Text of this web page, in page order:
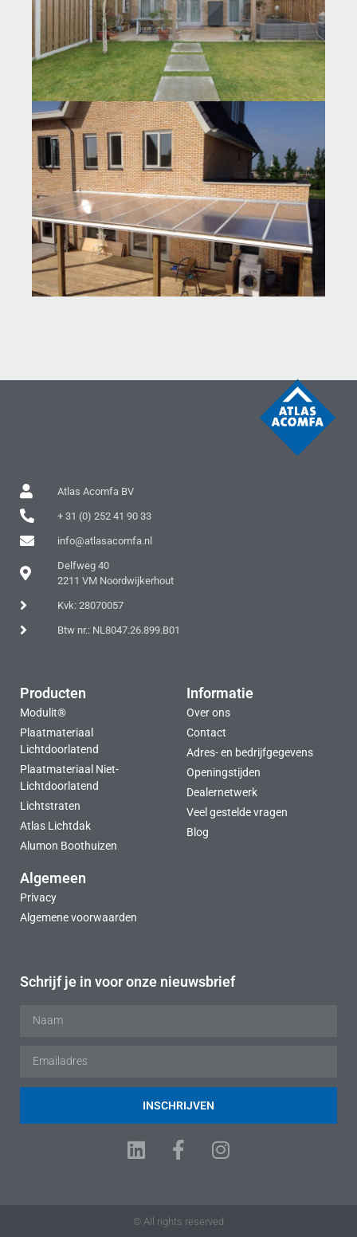
Atlas Acomfa BV
+ 31 (0) 252 41 90 33
info@atlasacomfa.nl
Delfweg 40
2211 VM Noordwijkerhout
Kvk: 28070057
Btw nr.: NL8047.26.899.B01
Producten
Modulit®
Plaatmateriaal
Lichtdoorlatend
Plaatmateriaal Niet-
Lichtdoorlatend
Lichtstraten
Atlas Lichtdak
Alumon Boothuizen
Algemeen
Privacy
Algemene voorwaarden
Informatie
Over ons
Contact
Adres- en bedrijfgegevens
Openingstijden
Dealernetwerk
Veel gestelde vragen
Blog
Schrijf je in voor onze nieuwsbrief
INSCHRIJVEN
© All rights reserved